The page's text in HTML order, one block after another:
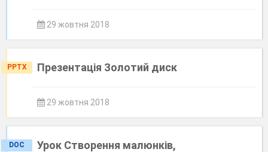
29 жовтня 2018
PPTX Презентація Золотий диск
29 жовтня 2018
DOC
Урок Створення малюнків,